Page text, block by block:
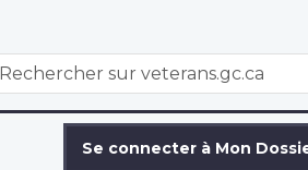
WxT
Se connecter à Mon